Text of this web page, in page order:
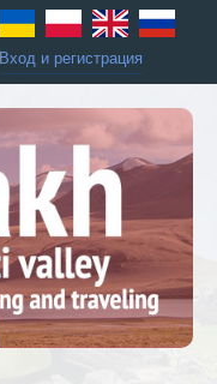
Вход и регистрация